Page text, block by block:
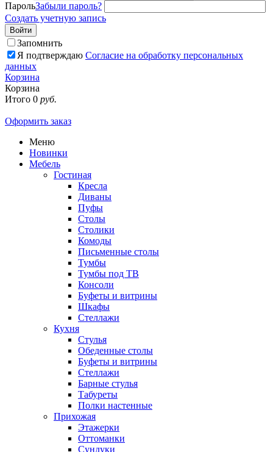
ПарольЗабыли пароль?
Создать учетную запись
Войти
Запомнить
Я подтверждаю Согласие на обработку персональных
данных
Корзина
Корзина
Итого 0 руб.
Оформить заказ
Меню
Новинки
Мебель
Гостиная
Кресла
Диваны
Пуфы
Столы
Столики
Комоды
Письменные столы
Тумбы
Тумбы под ТВ
Консоли
Буфеты и витрины
Шкафы
Стеллажи
Кухня
Стулья
Обеденные столы
Буфеты и витрины
Стеллажи
Барные стулья
Табуреты
Полки настенные
Прихожая
Этажерки
Оттоманки
Сундуки